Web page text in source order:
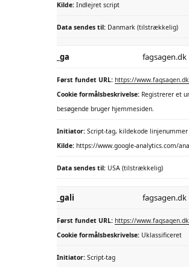
Kilde: Indlejret script
Data sendes til: Danmark (tilstrækkelig)
_ga fagsagen.dk
Først fundet URL: https://
Cookie formålsbeskrivelse: Registrerer et
besøgende bruger hjemmesiden.
Initiator: Script-tag, kildekode linjenummer
Kilde: https://www.google-analytics.com/
Data sendes til: USA (tilstrækkelig)
_gali fagsagen.dk
Først fundet URL: https://
Cookie formålsbeskrivelse: Uklassificeret
Initiator: Script-tag